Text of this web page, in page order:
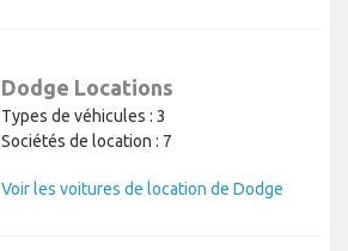
Dodge Locations
Types de véhicules : 3
Sociétés de location : 7
Voir les voitures de location de Dodge